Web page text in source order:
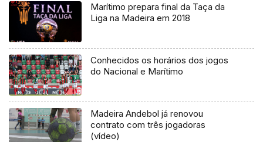
Marítimo prepara final da Taça da
Liga na Madeira em 2018
Conhecidos os horários dos jogos
do Nacional e Marítimo
Madeira Andebol já renovou
contrato com três jogadoras
(vídeo)